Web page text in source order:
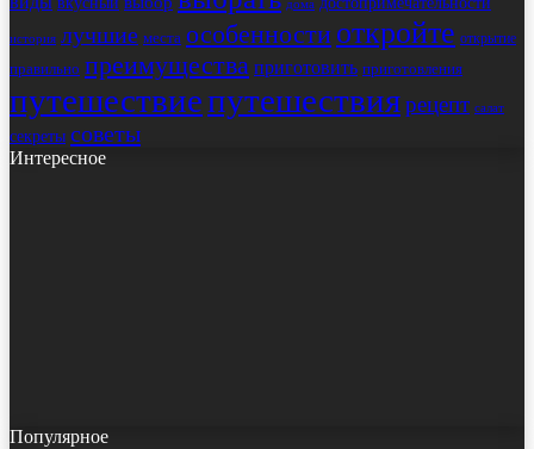
дома
история лучшие места особенности откройте открытие
правильно преимущества приготовить приготовления
путешествиепутешествиярецепт салат
секреты советы
Интересное
Популярное